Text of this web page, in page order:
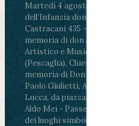
Martedì 4 agosto2026
ore
dell’Infanzia don Aldo Mei -
Castracani 435 -
memoria di don Aldo Mei
Artistico e Musicale
(Pescaglia), Chiesa
memoria di Don Aldo Mei
Paolo Giulietti, Arcivescovo di
Lucca, da piazza San Michele
Aldo Mei - Passeggiata della
dei luoghi simbolo della città.